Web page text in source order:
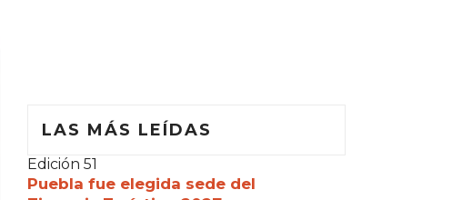
LAS MÁS LEÍDAS
Edición 51
Puebla fue elegida sede del